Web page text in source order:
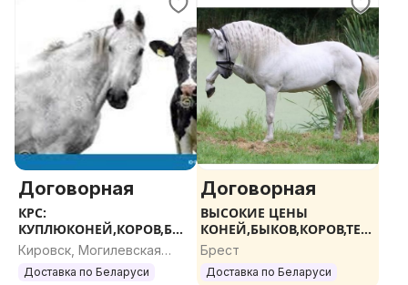
Договорная
КРС:
КУПЛЮКОНЕЙ,КОРОВ,БЫК
ОВ,ТЕЛАК.ДОРОГО
Кировск, Могилевская
область
Доставка по Беларуси
Договорная
ВЫСОКИЕ ЦЕНЫ
КОНЕЙ,БЫКОВ,КОРОВ,ТЕЛ
АК
Брест
Доставка по Беларуси